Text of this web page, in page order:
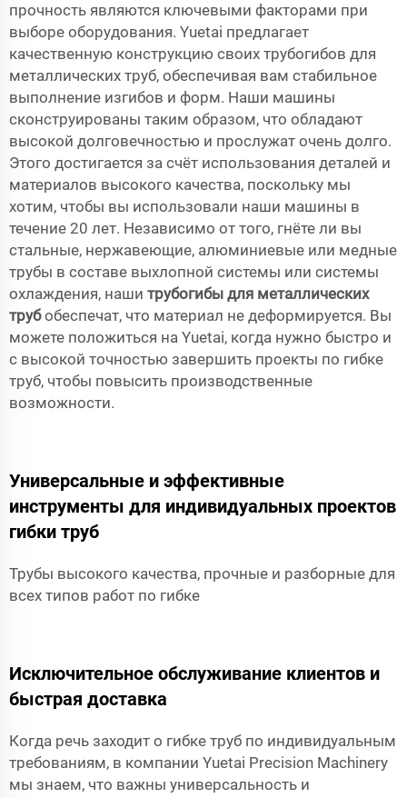
прочность являются ключевыми факторами при
выборе оборудования. Yuetai предлагает
качественную конструкцию своих трубогибов для
металлических труб, обеспечивая вам стабильное
выполнение изгибов и форм. Наши машины
сконструированы таким образом, что обладают
высокой долговечностью и прослужат очень долго.
Этого достигается за счёт использования деталей и
материалов высокого качества, поскольку мы
хотим, чтобы вы использовали наши машины в
течение 20 лет. Независимо от того, гнёте ли вы
стальные, нержавеющие, алюминиевые или медные
трубы в составе выхлопной системы или системы
охлаждения, наши трубогибы для металлических
трубобеспечат, что материал не деформируется. Вы
можете положиться на Yuetai, когда нужно быстро и
с высокой точностью завершить проекты по гибке
труб, чтобы повысить производственные
возможности.
Универсальные и эффективные
инструменты для индивидуальных проектов
гибки труб
Трубы высокого качества, прочные и разборные для
всех типов работ по гибке
Исключительное обслуживание клиентов и
быстрая доставка
Когда речь заходит о гибке труб по индивидуальным
требованиям, в компании Yuetai Precision Machinery
мы знаем, что важны универсальность и